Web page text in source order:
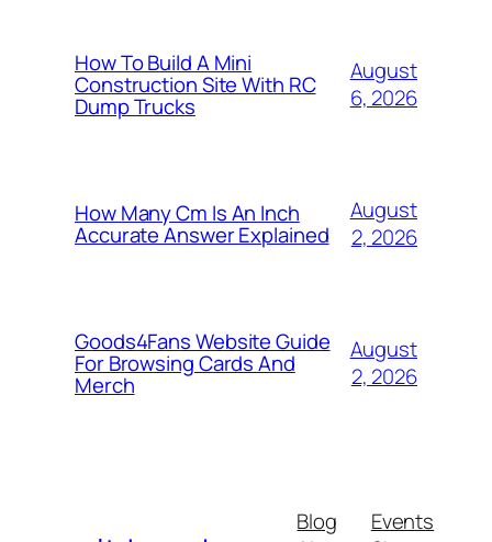
How To Build A Mini
Construction Site With RC
Dump Trucks
August
6, 2026
How Many Cm Is An Inch
Accurate Answer Explained
August
2, 2026
Goods4Fans Website Guide
For Browsing Cards And
Merch
August
2, 2026
Blog
Events